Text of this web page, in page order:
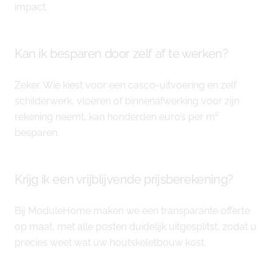
impact.
Kan ik besparen door zelf af te werken?
Zeker. Wie kiest voor een casco-uitvoering en zelf
schilderwerk, vloeren of binnenafwerking voor zijn
rekening neemt, kan honderden euro’s per m²
besparen.
Krijg ik een vrijblijvende prijsberekening?
Bij ModuleHome maken we een transparante offerte
op maat, met alle posten duidelijk uitgesplitst, zodat u
precies weet wat uw houtskeletbouw kost.